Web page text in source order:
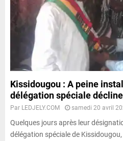
Kissidougou : A peine
délégation spéciale
Par LEDJELY.COM samedi 20 avril
Quelques jours après leur
délégation spéciale de